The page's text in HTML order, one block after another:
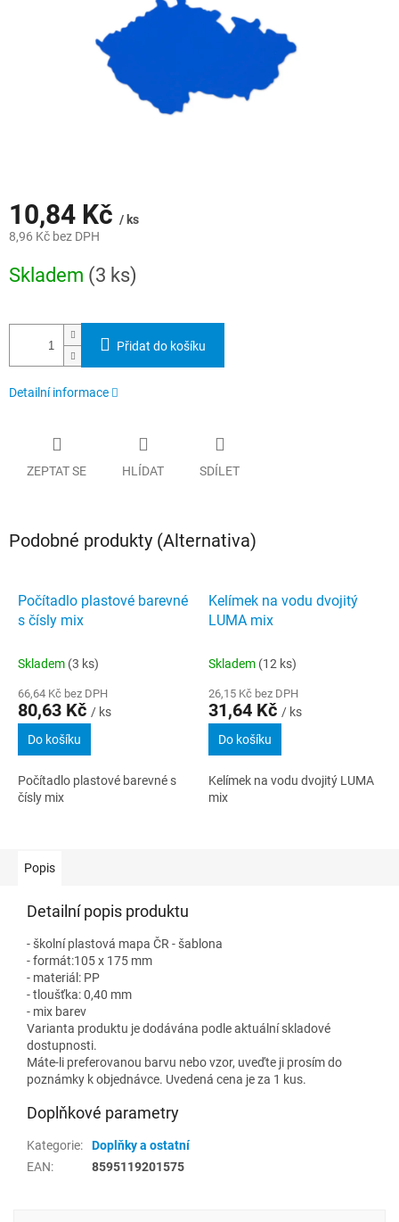
10,84 Kč / ks
8,96 Kč bez DPH
cena:
Skladem (3 ks)
Přidat do košíku
Detailní informace
ZEPTAT SE HLÍDAT SDÍLET
Podobné produkty (Alternativa)
Počítadlo plastové barevné
s čísly mix
Skladem (3 ks)
66,64 Kč bez DPH
80,63 Kč / ks
Do košíku
Počítadlo plastové barevné s
čísly mix
Kelímek na vodu dvojitý
LUMA mix
Skladem (12 ks)
26,15 Kč bez DPH
31,64 Kč / ks
Do košíku
Kelímek na vodu dvojitý LUMA
mix
Popis
Detailní popis produktu
- školní plastová mapa ČR - šablona
- formát:105 x 175 mm
- materiál: PP
- tloušťka: 0,40 mm
- mix barev
Varianta produktu je dodávána podle aktuální skladové
dostupnosti.
Máte-li preferovanou barvu nebo vzor, uveďte ji prosím do
poznámky k objednávce. Uvedená cena je za 1 kus.
Doplňkové parametry
Kategorie:
Doplňky a ostatní
EAN: 8595119201575